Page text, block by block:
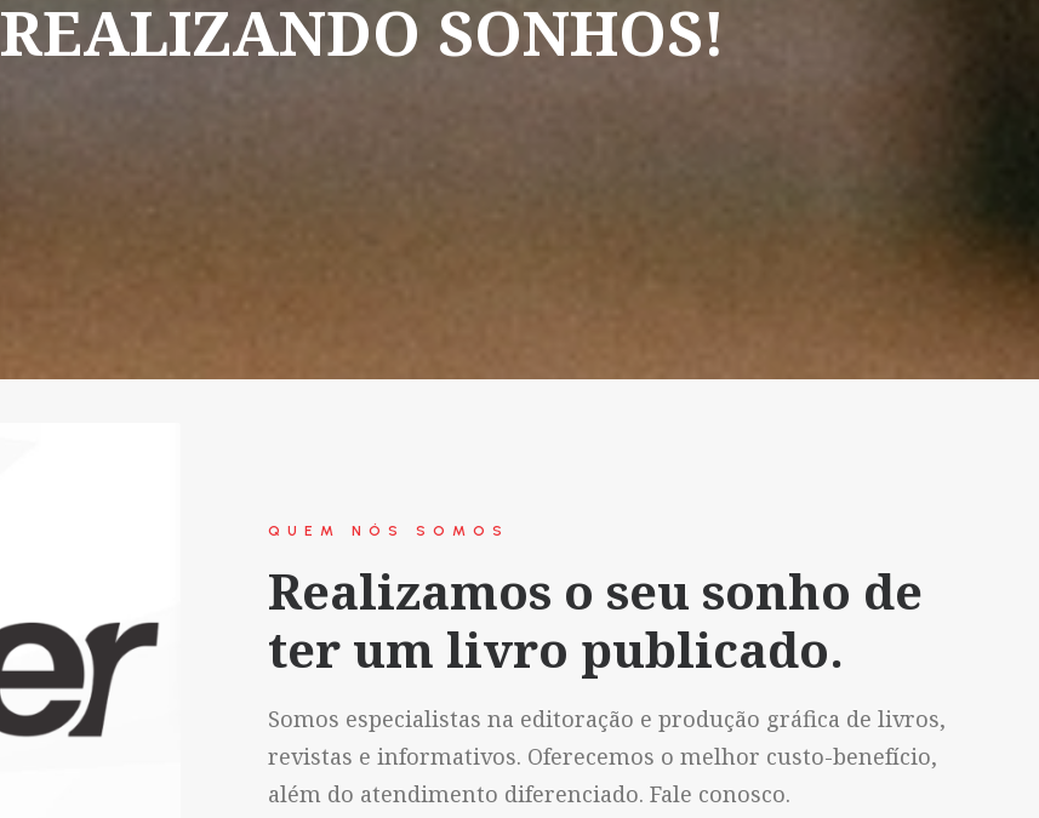
REALIZANDO SONHOS!
QUEM NÓS SOMOS
Realizamos o seu sonho de
ter um livro publicado.
Somos especialistas na editoração e produção gráfica de livros,
revistas e informativos. Oferecemos o melhor custo-benefício,
além do atendimento diferenciado. Fale conosco.